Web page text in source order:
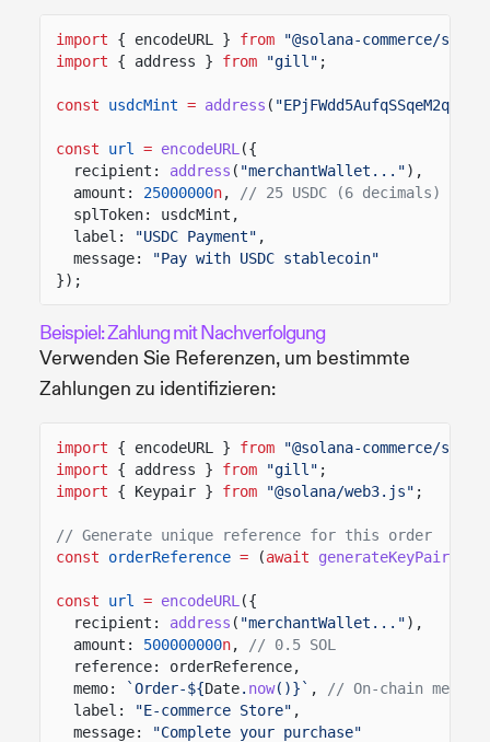
import { encodeURL } from
"@solana-commerce/
import
{ address } from "gill" ;
const usdcMint = address (
const url = encodeURL ({
recipient:
address ( "merchantWallet..."),
amount:
25000000n,
// 25 USDC (6 decimals)
splToken: usdcMint,
label:
"USDC Payment" ,
message:
"Pay with USDC stablecoin"
});
Beispiel: Zahlung mit Nachverfolgung
Verwenden Sie Referenzen, um bestimmte
Zahlungen zu identifizieren:
import { encodeURL } from
"@solana-commerce/
import
{ address } from "gill" ;
import
{ Keypair } from "@solana/web3.js" ;
// Generate unique reference for this order
const
orderReference = (await
const url = encodeURL ({
recipient:
address ( "merchantWallet..."),
amount:
500000000n,
// 0.5 SOL
reference: orderReference,
memo:
`Order-${Date. now()}` ,
// On-chain memo
label:
"E-commerce Store" ,
message:
"Complete your purchase"